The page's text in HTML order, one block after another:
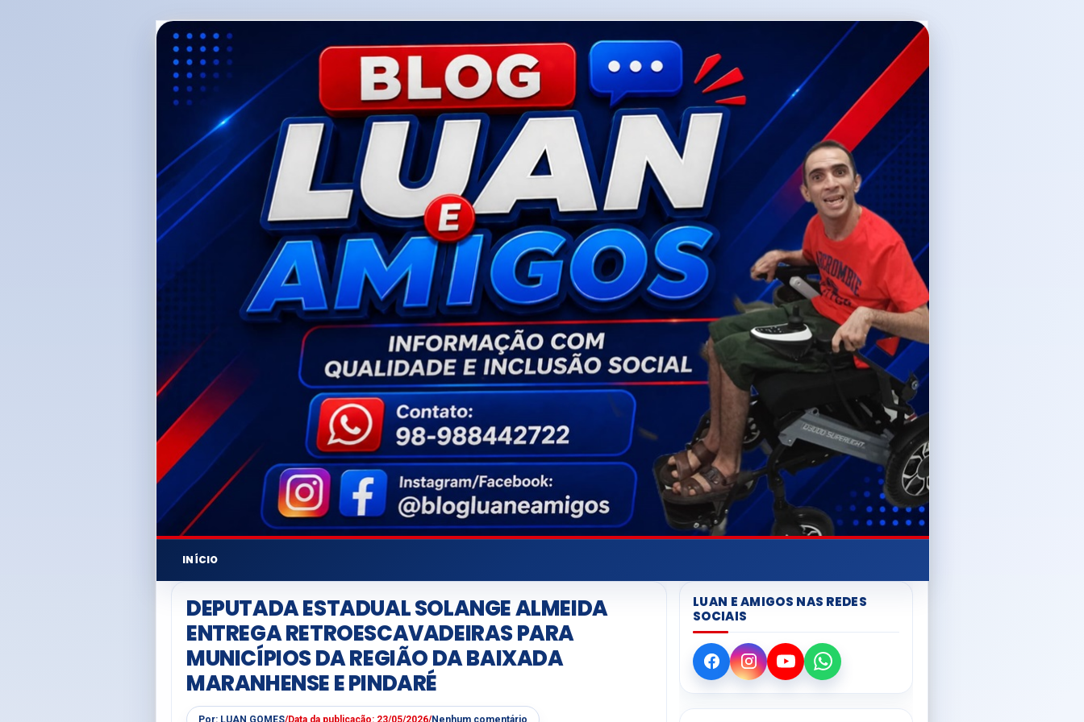
INÍCIO
DEPUTADA ESTADUAL SOLANGE ALMEIDA
ENTREGA RETROESCAVADEIRAS PARA
MUNICÍPIOS DA REGIÃO DA BAIXADA
MARANHENSE E PINDARÉ
Por: LUAN GOMES/Data da publicação: 23/05/2026/Nenhum comentário
LUAN E AMIGOS NAS REDES
SOCIAIS